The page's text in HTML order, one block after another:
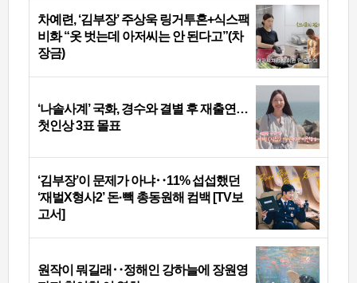
차예련, ‘김부장’ 주상욱 링거투혼+식스팩
비화 “옷 벗는데 아저씨는 안 된다고”(차
장금)
‘나솔사계’ 국화, 경수와 결별 후 재출연…
첫인상 3표 몰표
‘김부장’이 문제가 아냐‥11% 섭섭했던
‘재벌X형사2’ 돈·빽 총동원해 컴백 [TV보
고서]
원작이 뭐길래‥정해인 강하늘에 장원영